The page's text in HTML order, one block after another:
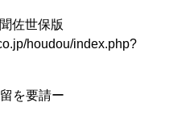
佐世保版
houdou/index.php?
を要請ー